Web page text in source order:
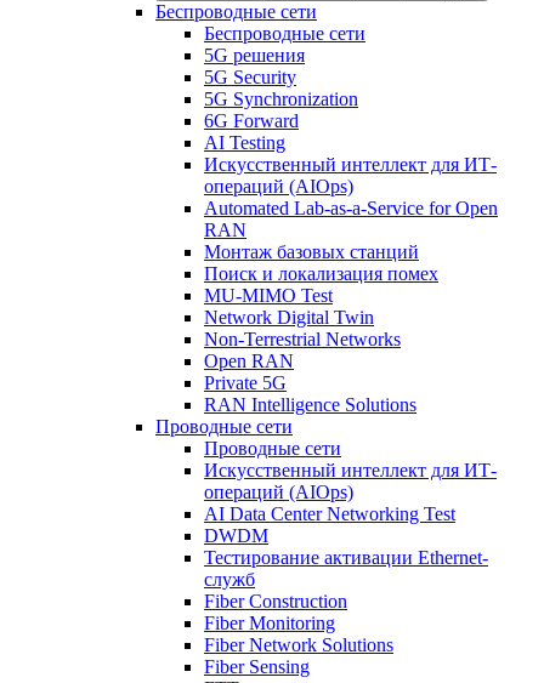
Беспроводные сети
Беспроводные сети
5G решения
5G Security
5G Synchronization
6G Forward
AI Testing
Искусственный интеллект для ИТ-
операций (AIOps)
Automated Lab-as-a-Service for Open
RAN
Монтаж базовых станций
Поиск и локализация помех
MU-MIMO Test
Network Digital Twin
Non-Terrestrial Networks
Open RAN
Private 5G
RAN Intelligence Solutions
Проводные сети
Проводные сети
Искусственный интеллект для ИТ-
операций (AIOps)
AI Data Center Networking Test
DWDM
Тестирование активации Ethernet-
служб
Fiber Construction
Fiber Monitoring
Fiber Network Solutions
Fiber Sensing